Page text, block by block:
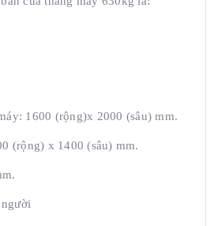
1600 (rộng)x 2000 (sâu) mm.
(rộng) x 1400 (sâu) mm.